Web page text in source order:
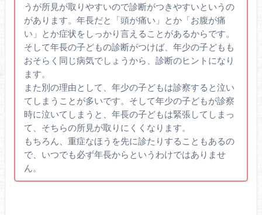
うが所見が取りやすいので診断がつきやすいというの
があります。年長だと「頭が痛い」とか「お腹が痛
い」とか症状をしっかり言えることがあるからです。
そして年長の子どもの診断がつけば、年少の子どもも
おそらく同じ病気でしょうから、診断のヒントになり
ます。
また別の理由として、年少の子どもは診察すると泣い
てしまうことが多いです。そして年少の子どもが診察
時に泣いてしまうと、年長の子どもは緊張してしまっ
て、そちらの所見が取りにくくなります。
もちろん、重症なほうを先に診たりすることもあるの
で、いつでも必ず年長からというわけではありませ
ん。